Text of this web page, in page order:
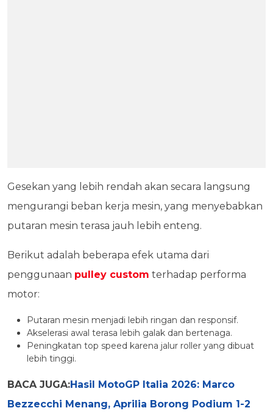
Gesekan yang lebih rendah akan secara langsung
mengurangi beban kerja mesin, yang menyebabkan
putaran mesin terasa jauh lebih enteng.
Berikut adalah beberapa efek utama dari
penggunaan pulley custom terhadap performa
motor:
Putaran mesin menjadi lebih ringan dan responsif.
Akselerasi awal terasa lebih galak dan bertenaga.
Peningkatan top speed karena jalur roller yang dibuat
lebih tinggi.
BACA JUGA:Hasil MotoGP Italia 2026: Marco
Bezzecchi Menang, Aprilia Borong Podium 1-2